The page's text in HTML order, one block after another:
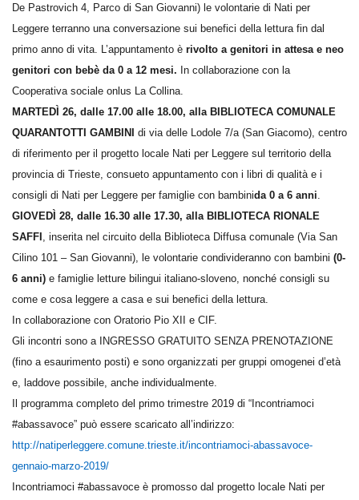
De Pastrovich 4, Parco di San Giovanni) le volontarie di Nati per
Leggere terranno una conversazione sui benefici della lettura fin dal
primo anno di vita. L’appuntamento è rivolto a genitori in attesa e neo
genitori con bebè da 0 a 12 mesi. In collaborazione con la
Cooperativa sociale onlus La Collina.
MARTEDÌ 26, dalle 17.00 alle 18.00, alla BIBLIOTECA COMUNALE
QUARANTOTTI GAMBINI di via delle Lodole 7/a (San Giacomo), centro
di riferimento per il progetto locale Nati per Leggere sul territorio della
provincia di Trieste, consueto appuntamento con i libri di qualità e i
consigli di Nati per Leggere per famiglie con bambinida 0 a 6 anni
GIOVEDÌ 28, dalle 16.30 alle 17.30, alla BIBLIOTECA RIONALE
SAFFI , inserita nel circuito della Biblioteca Diffusa comunale (Via San
Cilino 101 – San Giovanni), le volontarie condivideranno con bambini (0-
6 anni) e famiglie letture bilingui italiano-sloveno, nonché consigli su
come e cosa leggere a casa e sui benefici della lettura.
In collaborazione con Oratorio Pio XII e CIF.
Gli incontri sono a INGRESSO GRATUITO SENZA PRENOTAZIONE
(fino a esaurimento posti) e sono organizzati per gruppi omogenei d’età
e, laddove possibile, anche individualmente.
Il programma completo del primo trimestre 2019 di “Incontriamoci
#abassavoce” può essere scaricato all’indirizzo:
http://natiperleggere.comune. trieste.it/incontriamoci-abassavoce-
gennaio-marzo-2019/
Incontriamoci #abassavoce è promosso dal progetto locale Nati per